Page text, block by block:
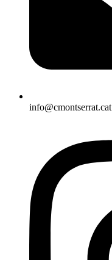
info@cmontserrat.cat